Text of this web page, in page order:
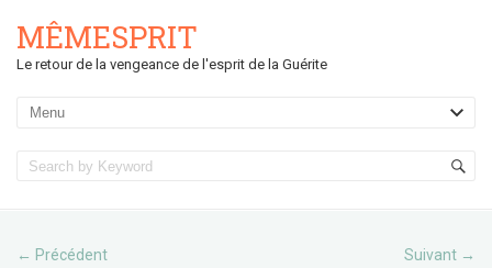
MÊMESPRIT
Le retour de la vengeance de l'esprit de la Guérite
← Précédent Suivant →